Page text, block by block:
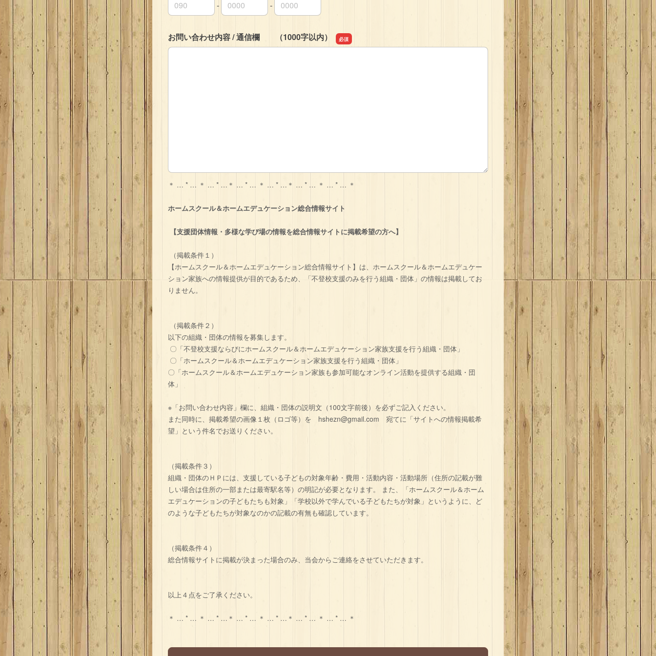
連絡先の市外局番
-
連絡先の市内局番 -
連絡先の加入者番号
お問い合わせ内容 / 通信欄 （1000字以内）
お問い合わせ内容 / 通信欄 （1000字以内）
＊ … * … ＊ … * …＊ … * … ＊ … * …＊ … * … ＊ … * … ＊
ホームスクール＆ホームエデュケーション総合情報サイト
【支援団体情報・多様な学び場の情報を総合情報サイトに掲載希望の方へ】
（掲載条件１）
【ホームスクール＆ホームエデュケーション総合情報サイト】は、ホームスクール＆ホームエデュケー
ション家族への情報提供が目的であるため、「不登校支援のみを行う組織・団体」の情報は掲載してお
りません。
（掲載条件２）
以下の組織・団体の情報を募集します。
〇「不登校支援ならびにホームスクール＆ホームエデュケーション家族支援を行う組織・団体」
〇「ホームスクール＆ホームエデュケーション家族支援を行う組織・団体」
〇「ホームスクール＆ホームエデュケーション家族も参加可能なオンライン活動を提供する組織・団
体」
※「お問い合わせ内容」欄に、組織・団体の説明文（100文字前後）を必ずご記入ください。
また同時に、掲載希望の画像１枚（ロゴ等）を hshezn@gmail.com 宛てに「サイトへの情報掲載希
望」という件名でお送りください。
（掲載条件３）
組織・団体のＨＰには、支援している子どもの対象年齢・費用・活動内容・活動場所（住所の記載が難
しい場合は住所の一部または最寄駅名等）の明記が必要となります。 また、「ホームスクール＆ホーム
エデュケーションの子どもたちも対象」「学校以外で学んでいる子どもたちが対象」というように、ど
のような子どもたちが対象なのかの記載の有無も確認しています。
（掲載条件４）
総合情報サイトに掲載が決まった場合のみ、当会からご連絡をさせていただきます。
以上４点をご了承ください。
＊ … * … ＊ … * …＊ … * … ＊ … * …＊ … * … ＊ … * … ＊